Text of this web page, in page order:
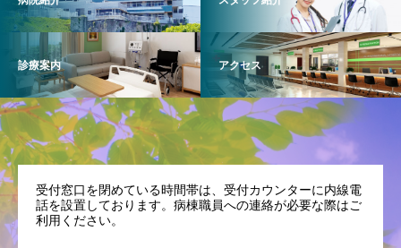
診療案内 アクセス
受付窓口を閉めている時間帯は、受付カウンターに内線電
話を設置しております。病棟職員への連絡が必要な際はご
利用ください。